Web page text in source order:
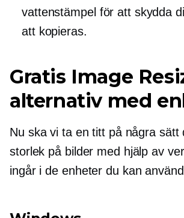
vattenstämpel för att skydda
att kopieras.
Gratis Image
alternativ med
Nu ska vi ta en titt på några sätt
storlek på bilder med hjälp av
ingår i de enheter du kan